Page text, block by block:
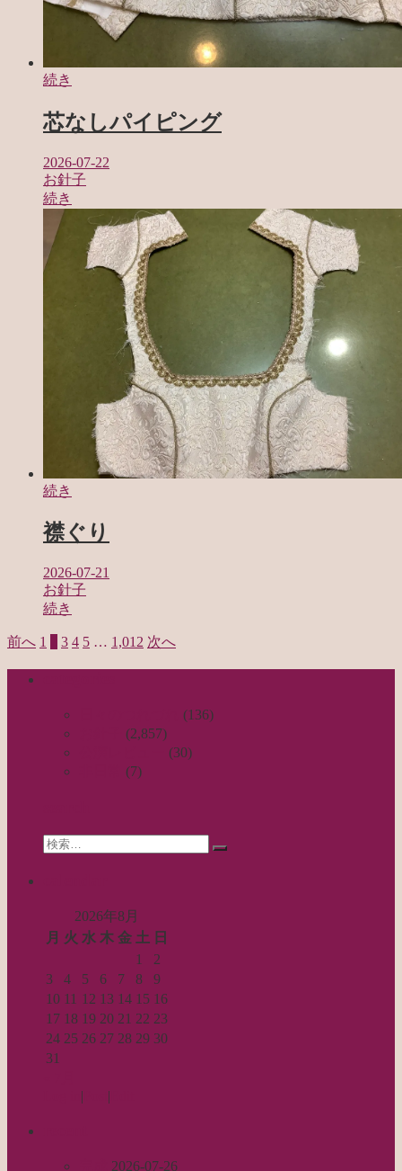
続き
芯なしパイピング
2026-07-22
お針子
続き
続き
襟ぐり
2026-07-21
お針子
続き
投
稿
前へ 1 3 4 5 … 1,012 次へ
(136)
(2,857)
(30)
(7)
Search
for:
検
2026年8月
月 火 水 木 金 土 日
1
2
3
4 5 6 7 8
9
10 11 12 13 14 15 16
17 18 19 20 21 22 23
24 25 26 27 28 29 30
31
| |
2026-07-26